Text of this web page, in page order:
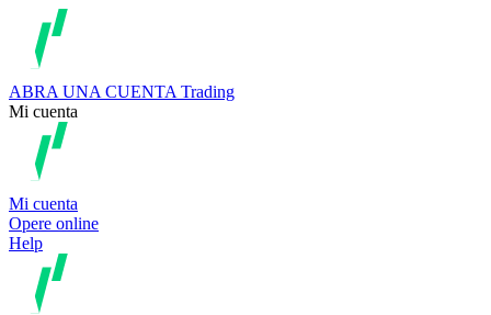
ABRA UNA CUENTA Trading
Mi cuenta
Mi cuenta
Opere online
Help